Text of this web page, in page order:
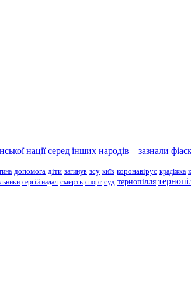
нації серед інших народів – зазнали
допомога діти загинув зсу київ коронавірус крадіжка
сергій надал смерть спорт суд тернопілля